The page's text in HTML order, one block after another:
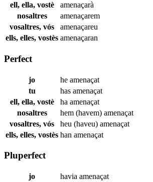
ell, ella, vostè
amenaçarà
nosaltres
amenaçarem
vosaltres, vós
amenaçareu
ells, elles, vostès amenaçaran
Perfect
jo he amenaçat
tu
has amenaçat
ell, ella, vostè
ha amenaçat
nosaltres
hem (havem) amenaçat
vosaltres, vós
heu (haveu) amenaçat
ells, elles, vostès han amenaçat
Pluperfect
jo havia amenaçat